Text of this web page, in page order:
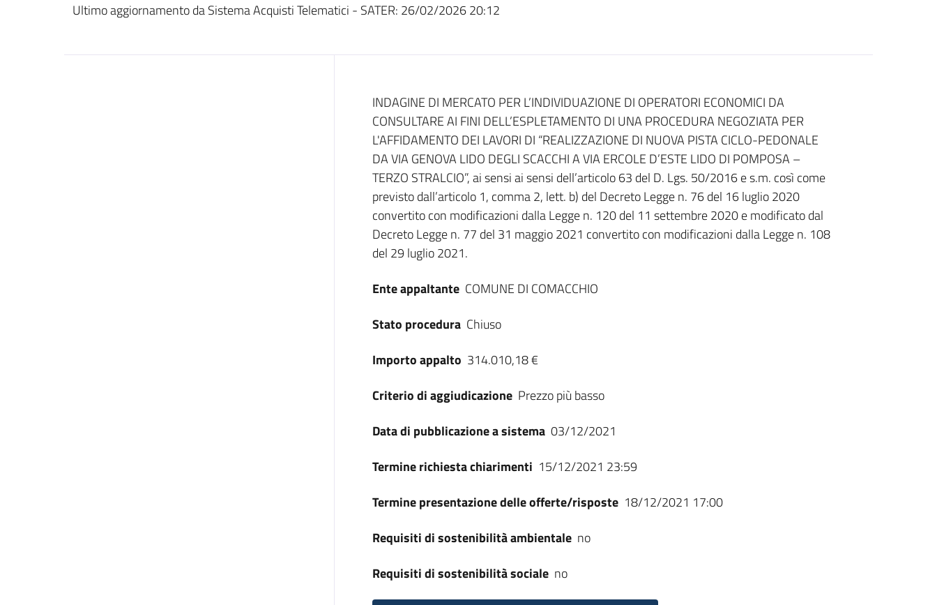
Ultimo aggiornamento da Sistema Acquisti Telematici - SATER: 26/02/2026 20:12
Dati del bando
INDAGINE DI MERCATO PER L’INDIVIDUAZIONE DI OPERATORI ECONOMICI DA
CONSULTARE AI FINI DELL’ESPLETAMENTO DI UNA PROCEDURA NEGOZIATA PER
L'AFFIDAMENTO DEI LAVORI DI “REALIZZAZIONE DI NUOVA PISTA CICLO-PEDONALE
DA VIA GENOVA LIDO DEGLI SCACCHI A VIA ERCOLE D’ESTE LIDO DI POMPOSA –
TERZO STRALCIO”, ai sensi ai sensi dell’articolo 63 del D. Lgs. 50/2016 e s.m. così come
previsto dall’articolo 1, comma 2, lett. b) del Decreto Legge n. 76 del 16 luglio 2020
convertito con modificazioni dalla Legge n. 120 del 11 settembre 2020 e modificato dal
Decreto Legge n. 77 del 31 maggio 2021 convertito con modificazioni dalla Legge n. 108
del 29 luglio 2021.
Ente appaltante COMUNE DI COMACCHIO
Stato procedura Chiuso
Importo appalto 314.010,18 €
Criterio di aggiudicazione Prezzo più basso
Data di pubblicazione a sistema 03/12/2021
Termine richiesta chiarimenti 15/12/2021 23:59
Termine presentazione delle offerte/risposte 18/12/2021 17:00
Requisiti di sostenibilità ambientale no
Requisiti di sostenibilità sociale no